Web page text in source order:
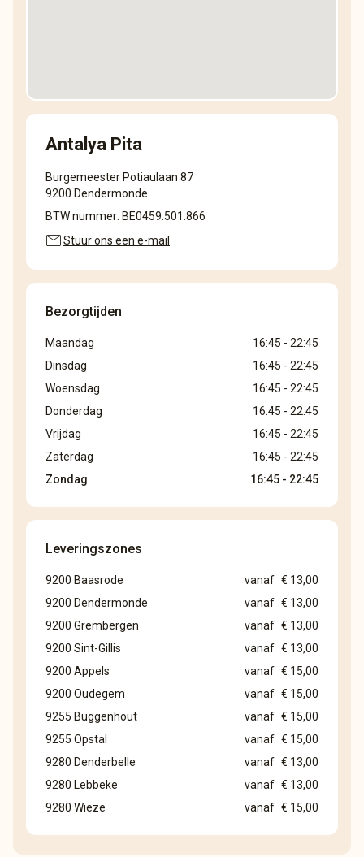
Antalya Pita
Burgemeester Potiaulaan 87
9200 Dendermonde
BTW nummer: BE0459.501.866
mailStuur ons een e-mail
Bezorgtijden
Maandag
16:45 - 22:45
Dinsdag
16:45 - 22:45
Woensdag
16:45 - 22:45
Donderdag
16:45 - 22:45
Vrijdag
16:45 - 22:45
Zaterdag
16:45 - 22:45
Zondag
16:45 - 22:45
Leveringszones
9200 Baasrode vanaf € 13,00
9200 Dendermonde
vanaf € 13,00
9200 Grembergen
vanaf € 13,00
9200 Sint-Gillis
vanaf € 13,00
9200 Appels
vanaf € 15,00
9200 Oudegem
vanaf € 15,00
9255 Buggenhout
vanaf € 15,00
9255 Opstal
vanaf € 15,00
9280 Denderbelle
vanaf € 13,00
9280 Lebbeke
vanaf € 13,00
9280 Wieze
vanaf € 15,00